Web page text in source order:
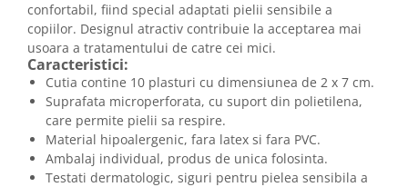
confortabil, fiind special adaptati pielii sensibile a
copiilor. Designul atractiv contribuie la acceptarea mai
usoara a tratamentului de catre cei mici.
Caracteristici:
Cutia contine 10 plasturi cu dimensiunea de 2 x 7 cm.
Suprafata microperforata, cu suport din polietilena,
care permite pielii sa respire.
Material hipoalergenic, fara latex si fara PVC.
Ambalaj individual, produs de unica folosinta.
Testati dermatologic, siguri pentru pielea sensibila a